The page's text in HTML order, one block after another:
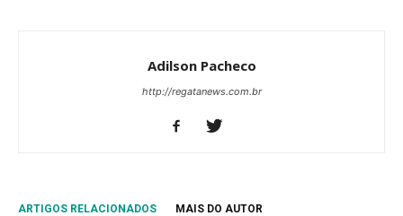
Adilson Pacheco
http://regatanews.com.br
ARTIGOS RELACIONADOS MAIS DO AUTOR